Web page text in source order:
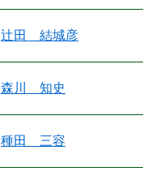
辻田 結城彦
森川 知史
種田 三容